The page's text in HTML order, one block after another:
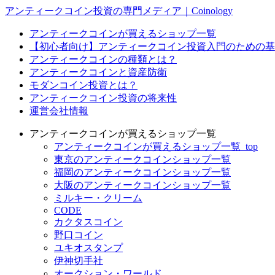
アンティークコイン投資の専門メディア｜Coinology
アンティークコインが買えるショップ一覧
【初心者向け】アンティークコイン投資入門のための
アンティークコインの種類とは？
アンティークコインと資産防衛
モダンコイン投資とは？
アンティークコイン投資の将来性
運営会社情報
アンティークコインが買えるショップ一覧
アンティークコインが買えるショップ一覧_top
東京のアンティークコインショップ一覧
福岡のアンティークコインショップ一覧
大阪のアンティークコインショップ一覧
ミルキー・クリーム
CODE
カクタスコイン
野口コイン
ユキオスタンプ
伊神切手社